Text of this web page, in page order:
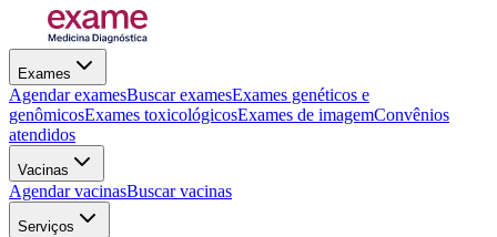
Exames
Agendar examesBuscar examesExames genéticos e
genômicosExames toxicológicosExames de imagemConvênios
atendidos
Vacinas
Agendar vacinasBuscar vacinas
Serviços